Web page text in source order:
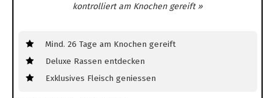
kontrolliert am Knochen gereift »
Mind. 26 Tage am Knochen gereift
Deluxe Rassen entdecken
Exklusives Fleisch geniessen